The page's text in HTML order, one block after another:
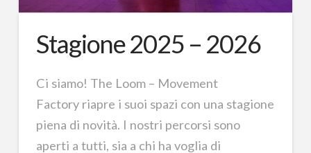
Stagione 2025 – 2026
Ci siamo! The Loom – Movement
Factory riapre i suoi spazi con una stagione
piena di novità. I nostri percorsi sono
aperti a tutti, sia a chi ha voglia di